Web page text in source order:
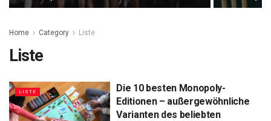
Home Category Liste
Liste
LISTE
Die 10 besten Monopoly-
Editionen – außergewöhnliche
Varianten des beliebten